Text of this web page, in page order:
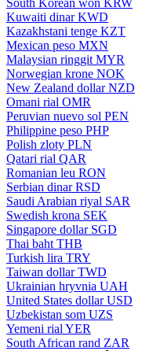
South Korean won KRW
Kuwaiti dinar KWD
Kazakhstani tenge KZT
Mexican peso MXN
Malaysian ringgit MYR
Norwegian krone NOK
New Zealand dollar NZD
Omani rial OMR
Peruvian nuevo sol PEN
Philippine peso PHP
Polish zloty PLN
Qatari rial QAR
Romanian leu RON
Serbian dinar RSD
Saudi Arabian riyal SAR
Swedish krona SEK
Singapore dollar SGD
Thai baht THB
Turkish lira TRY
Taiwan dollar TWD
Ukrainian hryvnia UAH
United States dollar USD
Uzbekistan som UZS
Yemeni rial YER
South African rand ZAR